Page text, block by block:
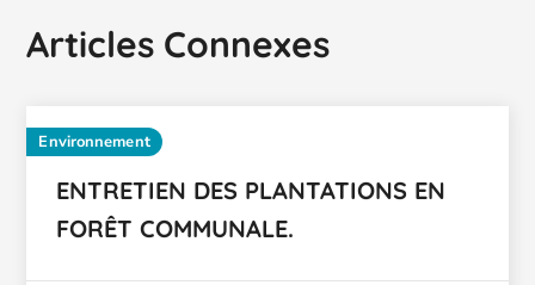
Articles Connexes
Environnement
ENTRETIEN DES PLANTATIONS EN
FORÊT COMMUNALE.